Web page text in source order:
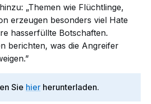
„Themen wie Flüchtlinge,
erzeugen besonders viel Hate
hasserfüllte Botschaften.
berichten, was die Angreifer
Sie hier herunterladen.